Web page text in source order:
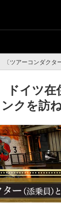
〔ツアーコンダク
ドイツ
クを訪